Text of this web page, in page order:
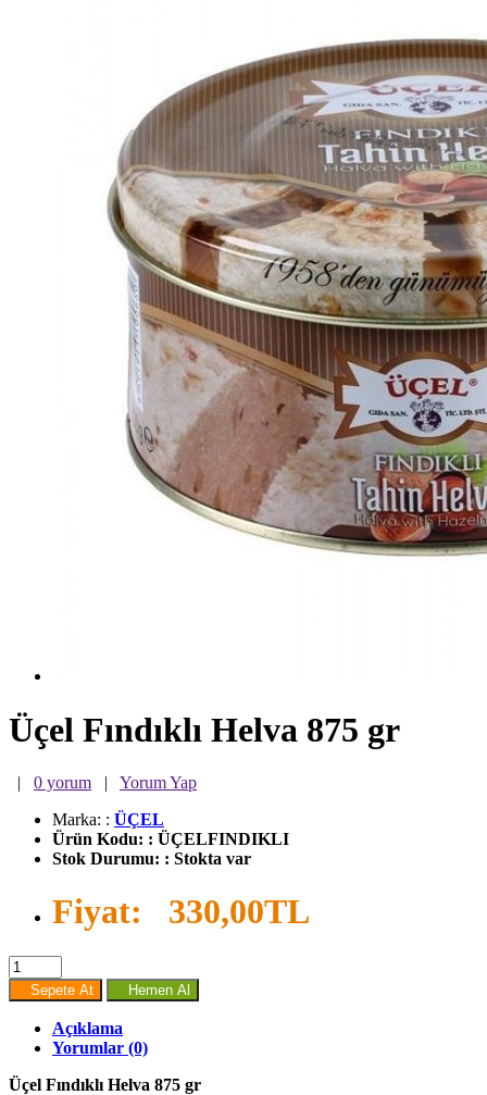
Üçel Fındıklı Helva 875 gr
| 0 yorum | Yorum Yap
Marka: : ÜÇEL
Ürün Kodu: : ÜÇELFINDIKLI
Stok Durumu: : Stokta var
Fiyat: 330,00TL
Sepete At Hemen Al
Açıklama
Yorumlar (0)
Üçel Fındıklı Helva 875 gr